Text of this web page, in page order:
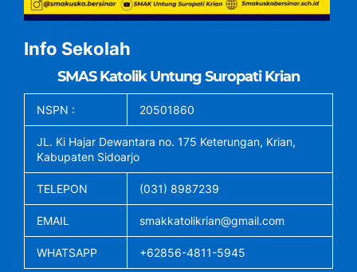
Info Sekolah
SMAS Katolik Untung Suropati Krian
NSPN : 20501860
JL. Ki Hajar Dewantara no. 175 Keterungan, Krian,
Kabupaten Sidoarjo
TELEPON (031) 8987239
EMAIL smakkatolikrian@gmail.com
WHATSAPP +62856-4811-5945